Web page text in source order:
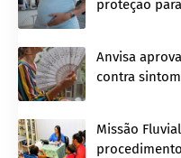
proteção
Anvisa
contra
Missão